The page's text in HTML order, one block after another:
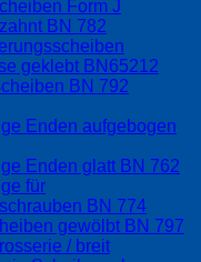
Form J
BN 782
geklebt BN65212
BN 792
Enden aufgebogen
Enden glatt BN 762
für
BN 774
gewölbt BN 797
/ breit